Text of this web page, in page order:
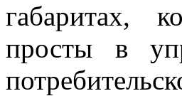
габаритах,
просты в